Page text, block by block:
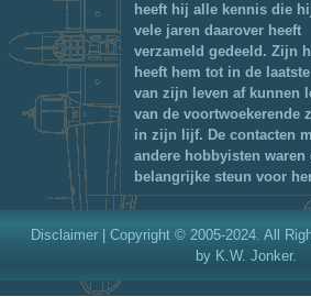
heeft hij alle kennis die
vele jaren daarover heeft
verzameld gedeeld. Zijn
heeft hem tot in de
van zijn leven af kunnen
van de voortwoekerende
in zijn lijf. De contacten
andere hobbyisten waren
belangrijke steun voor
Disclaimer | Copyright © 2005-2024. All
by K.W. Jonker.